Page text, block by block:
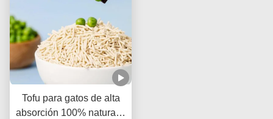
Tofu para gatos de alta
absorción 100% natural y